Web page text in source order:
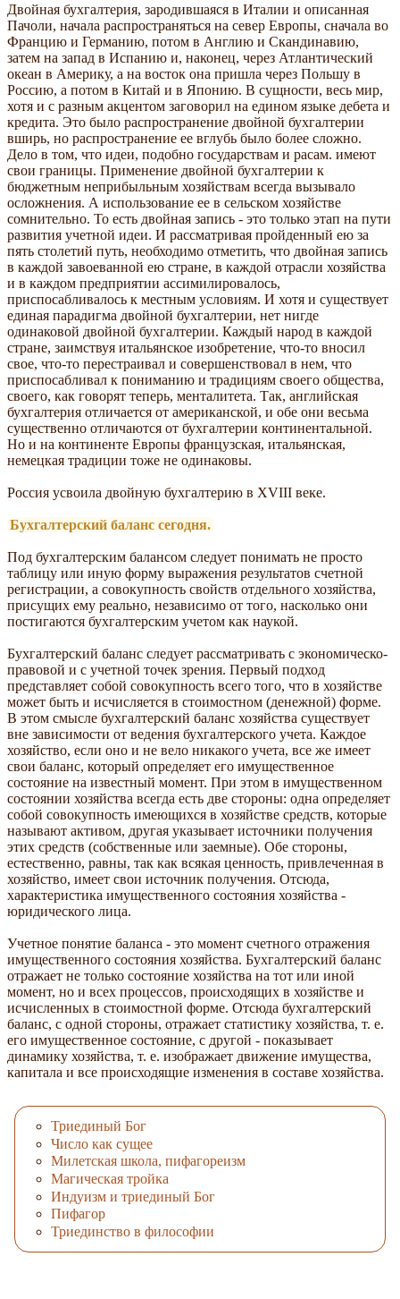
Двойная бухгалтерия, зародившаяся в Италии и описанная
Пачоли, начала распространяться на север Европы, сначала во
Францию и Германию, потом в Англию и Скандинавию,
затем на запад в Испанию и, наконец, через Атлантический
океан в Америку, а на восток она пришла через Польшу в
Россию, а потом в Китай и в Японию. В сущности, весь мир,
хотя и с разным акцентом заговорил на едином языке дебета и
кредита. Это было распространение двойной бухгалтерии
вширь, но распространение ее вглубь было более сложно.
Дело в том, что идеи, подобно государствам и расам. имеют
свои границы. Применение двойной бухгалтерии к
бюджетным неприбыльным хозяйствам всегда вызывало
осложнения. А использование ее в сельском хозяйстве
сомнительно. То есть двойная запись - это только этап на пути
развития учетной идеи. И рассматривая пройденный ею за
пять столетий путь, необходимо отметить, что двойная запись
в каждой завоеванной ею стране, в каждой отрасли хозяйства
и в каждом предприятии ассимилировалось,
приспосабливалось к местным условиям. И хотя и существует
единая парадигма двойной бухгалтерии, нет нигде
одинаковой двойной бухгалтерии. Каждый народ в каждой
стране, заимствуя итальянское изобретение, что-то вносил
свое, что-то перестраивал и совершенствовал в нем, что
приспосабливал к пониманию и традициям своего общества,
своего, как говорят теперь, менталитета. Так, английская
бухгалтерия отличается от американской, и обе они весьма
существенно отличаются от бухгалтерии континентальной.
Но и на континенте Европы французская, итальянская,
немецкая традиции тоже не одинаковы.
Россия усвоила двойную бухгалтерию в XVIII веке.
Бухгалтерский баланс сегодня.
Под бухгалтерским балансом следует понимать не просто
таблицу или иную форму выражения результатов счетной
регистрации, а совокупность свойств отдельного хозяйства,
присущих ему реально, независимо от того, насколько они
постигаются бухгалтерским учетом как наукой.
Бухгалтерский баланс следует рассматривать с экономическо-
правовой и с учетной точек зрения. Первый подход
представляет собой совокупность всего того, что в хозяйстве
может быть и исчисляется в стоимостном (денежной) форме.
В этом смысле бухгалтерский баланс хозяйства существует
вне зависимости от ведения бухгалтерского учета. Каждое
хозяйство, если оно и не вело никакого учета, все же имеет
свои баланс, который определяет его имущественное
состояние на известный момент. При этом в имущественном
состоянии хозяйства всегда есть две стороны: одна определяет
собой совокупность имеющихся в хозяйстве средств, которые
называют активом, другая указывает источники получения
этих средств (собственные или заемные). Обе стороны,
естественно, равны, так как всякая ценность, привлеченная в
хозяйство, имеет свои источник получения. Отсюда,
характеристика имущественного состояния хозяйства -
юридического лица.
Учетное понятие баланса - это момент счетного отражения
имущественного состояния хозяйства. Бухгалтерский баланс
отражает не только состояние хозяйства на тот или иной
момент, но и всех процессов, происходящих в хозяйстве и
исчисленных в стоимостной форме. Отсюда бухгалтерский
баланс, с одной стороны, отражает статистику хозяйства, т. е.
его имущественное состояние, с другой - показывает
динамику хозяйства, т. е. изображает движение имущества,
капитала и все происходящие изменения в составе хозяйства.
Триединый Бог
Число как сущее
Милетская школа, пифагореизм
Магическая тройка
Индуизм и триединый Бог
Пифагор
Триединство в философии